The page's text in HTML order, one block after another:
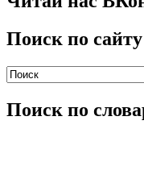
Поиск по сайту
Поиск по